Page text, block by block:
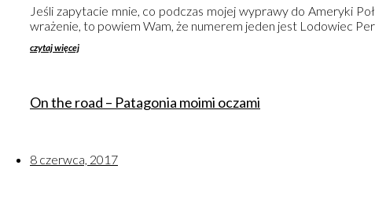
Jeśli zapytacie mnie, co podczas mojej wyprawy do Ameryki
wrażenie, to powiem Wam, że numerem jeden jest Lodowiec
czytaj więcej
On the road – Patagonia moimi oczami
8 czerwca, 2017